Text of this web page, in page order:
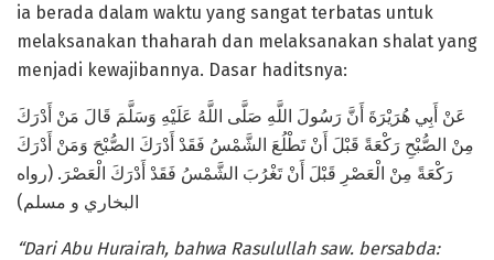
ia berada dalam waktu yang sangat terbatas untuk
melaksanakan thaharah dan melaksanakan shalat yang
menjadi kewajibannya. Dasar haditsnya:
عَنْ أَبِي هُرَيْرَةَ أَنَّ رَسُولَ اللَّهِ صَلَّى اللَّهُ عَلَيْهِ وَسَلَّمَ قَالَ مَنْ أَدْرَكَ
مِنْ الصُّبْحِ رَكْعَةً قَبْلَ أَنْ تَطْلُعَ الشَّمْسُ فَقَدْ أَدْرَكَ الصُّبْحَ وَمَنْ أَدْرَكَ
رَكْعَةً مِنْ الْعَصْرِ قَبْلَ أَنْ تَغْرُبَ الشَّمْسُ فَقَدْ أَدْرَكَ الْعَصْرَ. (رواه
البخاري و مسلم)
“Dari Abu Hurairah, bahwa Rasulullah saw. bersabda: